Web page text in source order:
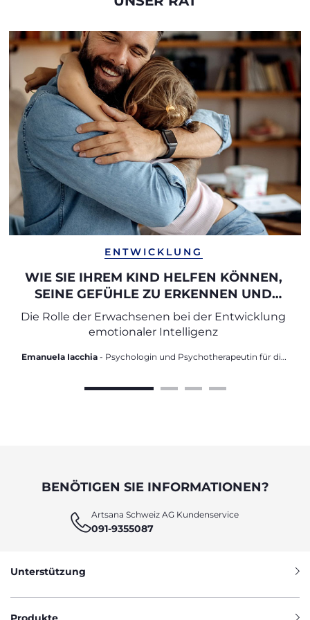
ENTWICKLUNG
WIE SIE IHREM KIND HELFEN KÖNNEN,
SEINE GEFÜHLE ZU ERKENNEN UND
AUSZUDRÜCKEN
Die Rolle der Erwachsenen bei der Entwicklung
emotionaler Intelligenz
Emanuela Iacchia- Psychologin und Psychotherapeutin für die
BENÖTIGEN SIE INFORMATIONEN?
Artsana Schweiz AG Kundenservice
091-9355087
Unterstützung